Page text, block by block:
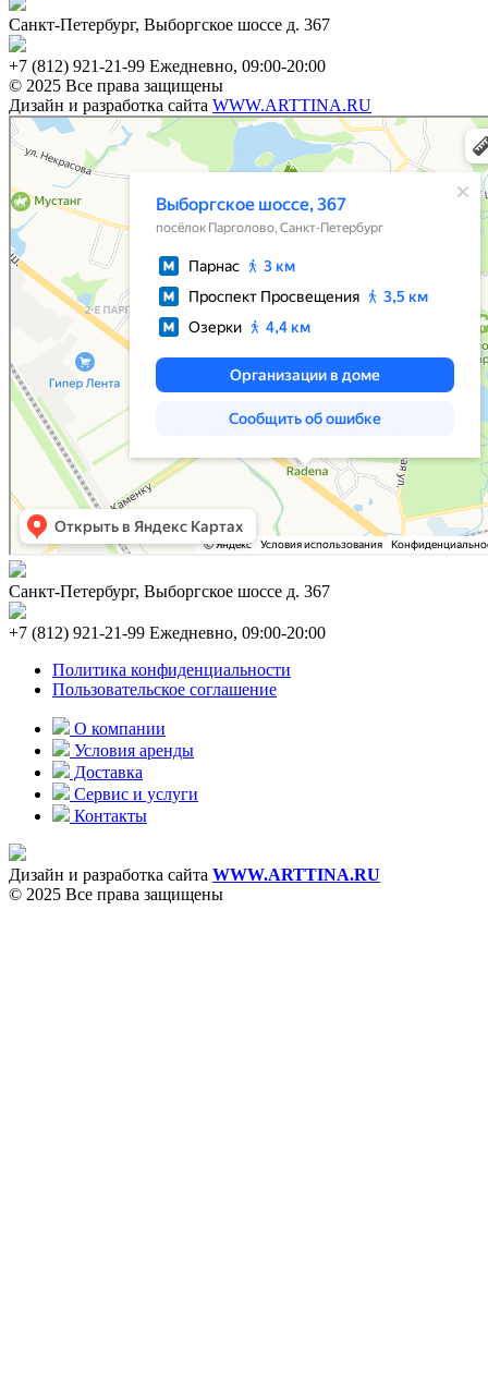
Санкт-Петербург, Выборгское шоссе д. 367
+7 (812) 921-21-99 Ежедневно, 09:00-20:00
© 2025 Все права защищены
Дизайн и разработка сайта WWW.ARTTINA.RU
Санкт-Петербург, Выборгское шоссе д. 367
+7 (812) 921-21-99 Ежедневно, 09:00-20:00
Политика конфиденциальности
Пользовательское соглашение
О компании
Условия аренды
Доставка
Сервис и услуги
Контакты
Дизайн и разработка сайта WWW.ARTTINA.RU
© 2025 Все права защищены